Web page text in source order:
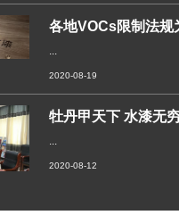
2020-08-19
牡丹甲天下 水漆无
2020-08-12